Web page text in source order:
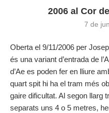
2006 al Cor
7 de
Oberta el 9/11/2006 per
és una variant d’entrada de
d’Ae es poden fer en lliure
quart spit hi ha el tram més
gaire dificultat. Al segon llarg
separats uns 4 o 5 metres,